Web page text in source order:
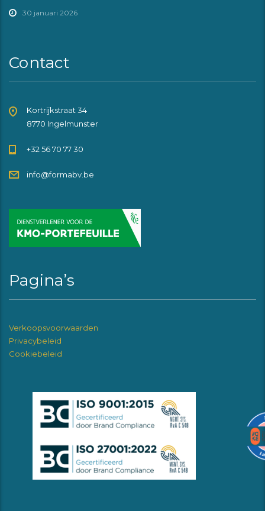
30 januari 2026
Contact
Kortrijkstraat 34
8770 Ingelmunster
+32 56 70 77 30
info@formabv.be
Pagina’s
Verkoopsvoorwaarden
Privacybeleid
Cookiebeleid